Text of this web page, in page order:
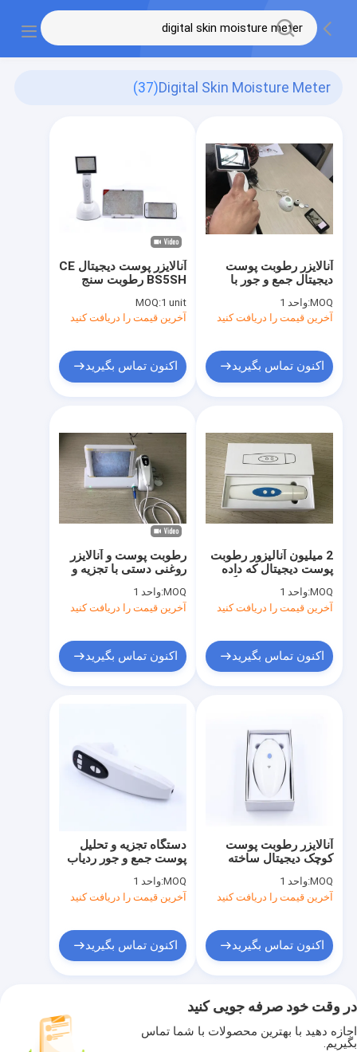
Digital Skin Moisture Meter
(37)
آنالایزر پوست دیجیتال CE
BS5SH رطوبت سنج
MOQ:1 unit
آخرین قیمت را دریافت کنید
اکنون تماس بگیرید
آنالایزر رطوبت پوست
دیجیتال جمع و جور با
مناسب برای نگهداری
MOQ: واحد 1
آخرین قیمت را دریافت کنید
اکنون تماس بگیرید
رطوبت پوست و آنالایزر
روغنی دستی با تجزیه و
MOQ: واحد 1
آخرین قیمت را دریافت کنید
اکنون تماس بگیرید
2 میلیون آنالیزور رطوبت
پوست دیجیتال که داده
های روغن را نشان می
دهد
MOQ: واحد 1
آخرین قیمت را دریافت کنید
اکنون تماس بگیرید
دستگاه تجزیه و تحلیل
پوست جمع و جور ردیاب
بزرگنمایی 200 بار
MOQ: واحد 1
آخرین قیمت را دریافت کنید
اکنون تماس بگیرید
آنالایزر رطوبت پوست
کوچک دیجیتال ساخته
Mobilefon و PC
MOQ: واحد 1
آخرین قیمت را دریافت کنید
اکنون تماس بگیرید
در وقت خود صرفه جویی کنید
اجازه دهید با بهترین محصولات با شما تماس
بگیریم.